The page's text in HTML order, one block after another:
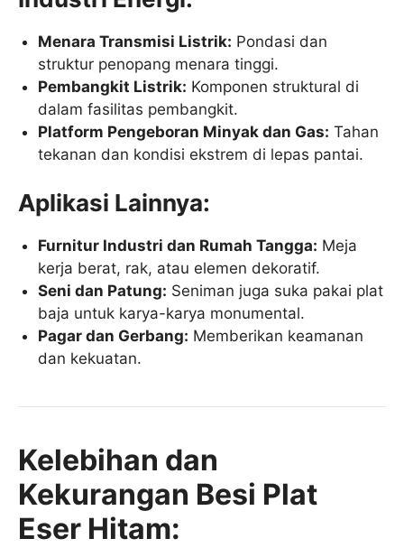
Menara Transmisi Listrik: Pondasi dan
struktur penopang menara tinggi.
Pembangkit Listrik: Komponen struktural di
dalam fasilitas pembangkit.
Platform Pengeboran Minyak dan Gas: Tahan
tekanan dan kondisi ekstrem di lepas pantai.
Aplikasi Lainnya:
Furnitur Industri dan Rumah Tangga: Meja
kerja berat, rak, atau elemen dekoratif.
Seni dan Patung: Seniman juga suka pakai plat
baja untuk karya-karya monumental.
Pagar dan Gerbang: Memberikan keamanan
dan kekuatan.
Kelebihan dan
Kekurangan Besi Plat
Eser Hitam: